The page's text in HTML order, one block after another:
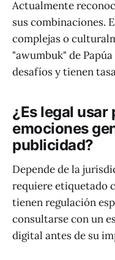
Actualmente
sus combinaciones.
complejas o
"awumbuk" de
desafíos y tienen
¿Es legal usar
emociones
publicidad?
Depende de la
requiere etiquetado
tienen regulación
consultarse con un
digital antes de su